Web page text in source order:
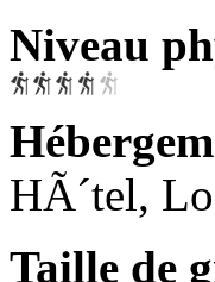
Niveau
HÃ´tel,
Taille de